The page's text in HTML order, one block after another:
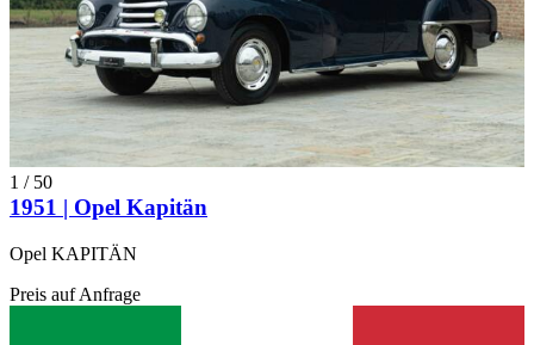
1 / 50
1951 | Opel Kapitän
Opel KAPITÄN
Preis auf Anfrage